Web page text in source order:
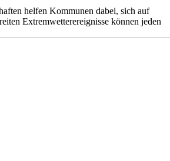
helfen Kommunen dabei, sich auf
Extremwetterereignisse können jeden